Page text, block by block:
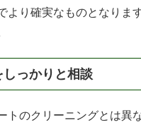
より確実なものとなりま
しっかりと相談
トのクリーニングとは異